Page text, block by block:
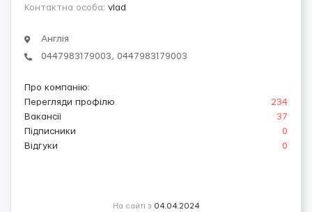
Контактна особа: vlad
Англія
0447983179003, 0447983179003
Про компанію:
Перегляди профілю
234
Вакансії
37
Підписники
0
Відгуки
0
На сайті з 04.04.2024